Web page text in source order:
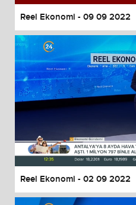
Reel Ekonomi - 09 09 2022
Reel Ekonomi - 02 09 2022